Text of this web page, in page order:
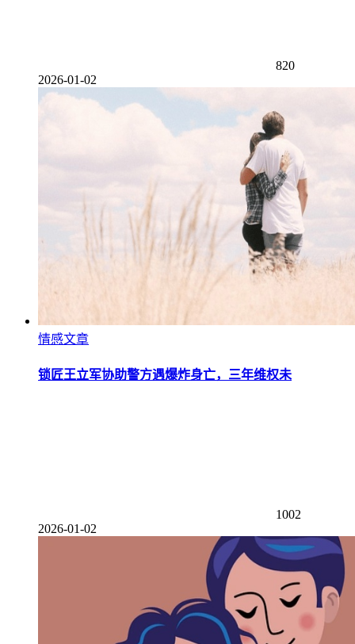
820
2026-01-02
情感文章
锁匠王立军协助警方遇爆炸身亡，三年维权未
1002
2026-01-02